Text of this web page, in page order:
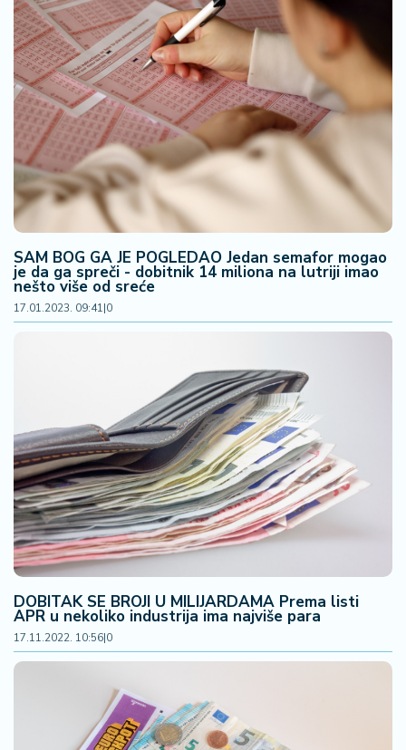
SAM BOG GA JE POGLEDAO Jedan semafor mogao
je da ga spreči - dobitnik 14 miliona na lutriji imao
nešto više od sreće
17.01.2023. 09:41|0
DOBITAK SE BROJI U MILIJARDAMA Prema listi
APR u nekoliko industrija ima najviše para
17.11.2022. 10:56|0